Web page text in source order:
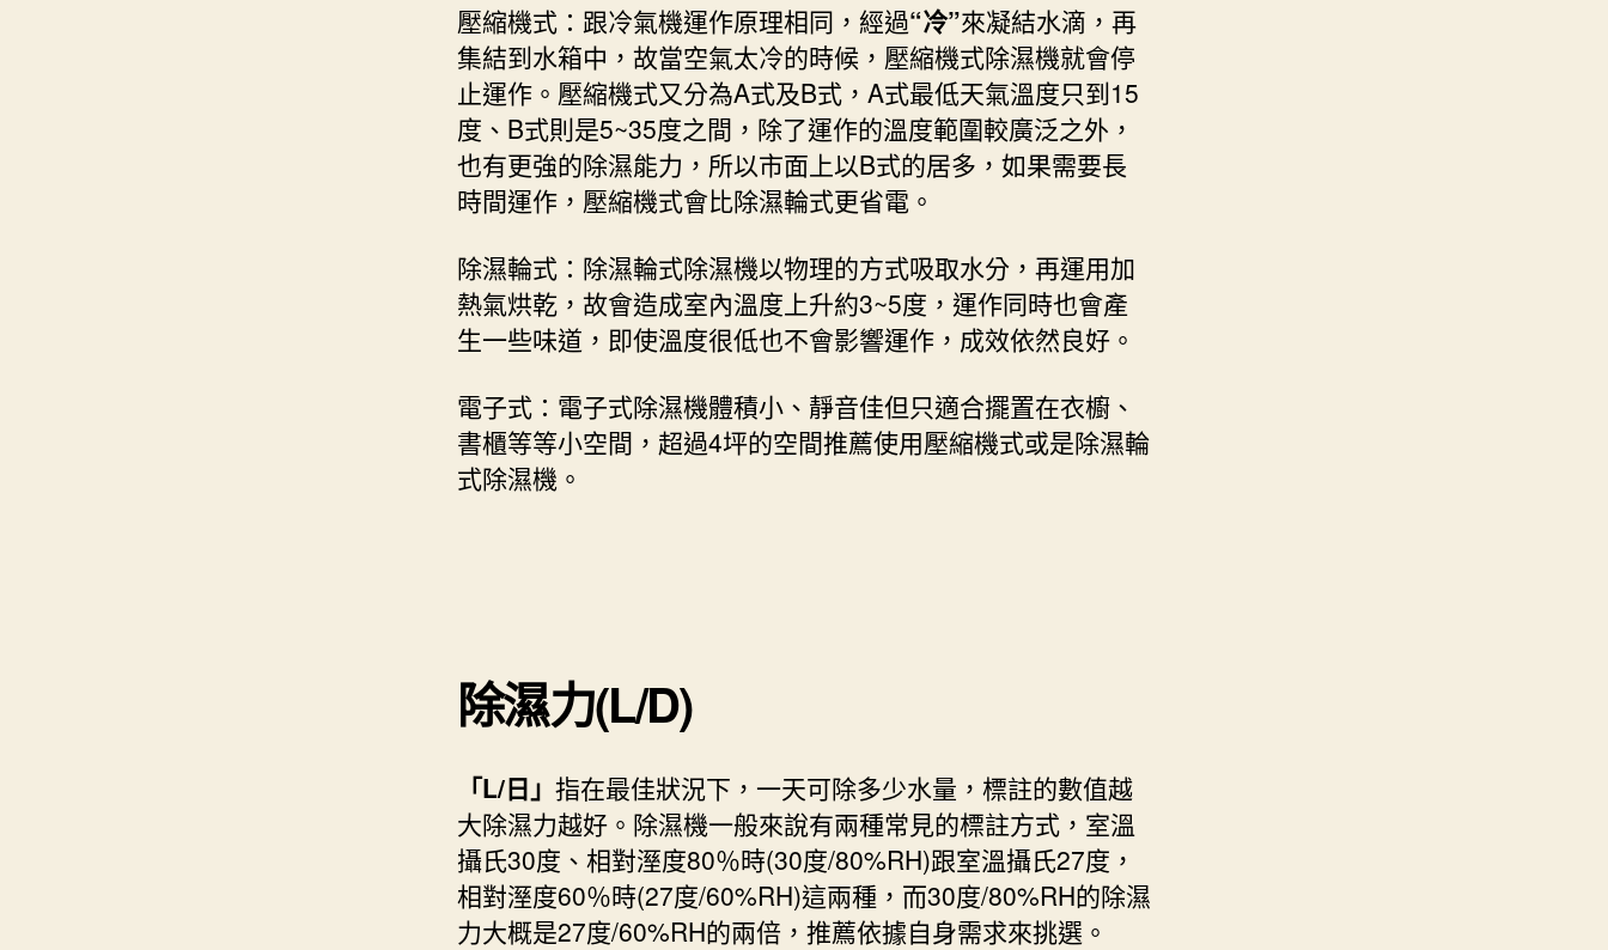
壓縮機式：跟冷氣機運作原理相同，經過“冷”來凝結水滴，再
集結到水箱中，故當空氣太冷的時候，壓縮機式除濕機就會停
止運作。壓縮機式又分為A式及B式，A式最低天氣溫度只到15
度、B式則是5~35度之間，除了運作的溫度範圍較廣泛之外，
也有更強的除濕能力，所以市面上以B式的居多，如果需要長
時間運作，壓縮機式會比除濕輪式更省電。
除濕輪式：除濕輪式除濕機以物理的方式吸取水分，再運用加
熱氣烘乾，故會造成室內溫度上升約3~5度，運作同時也會產
生一些味道，即使溫度很低也不會影響運作，成效依然良好。
電子式：電子式除濕機體積小、靜音佳但只適合擺置在衣櫥、
書櫃等等小空間，超過4坪的空間推薦使用壓縮機式或是除濕輪
式除濕機。
除濕力(L/D)
「L/日」 指在最佳狀況下，一天可除多少水量，標註的數值越
大除濕力越好。除濕機一般來說有兩種常見的標註方式，室溫
攝氏30度、相對溼度80％時(30度/80%RH)跟室溫攝氏27度，
相對溼度60％時(27度/60%RH)這兩種，而30度/80%RH的除濕
力大概是27度/60%RH的兩倍，推薦依據自身需求來挑選。